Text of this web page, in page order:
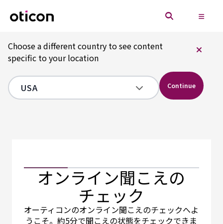
Choose a different country to see content
specific to your location
Continue
オンライン聞こえの
チェック
オーティコンのオンライン聞こえのチェックへよ
うこそ。約5分で聞こえの状態をチェックできま